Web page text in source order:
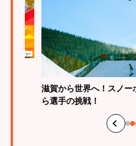
滋賀から世界へ！スノー
ら選手の挑戦！